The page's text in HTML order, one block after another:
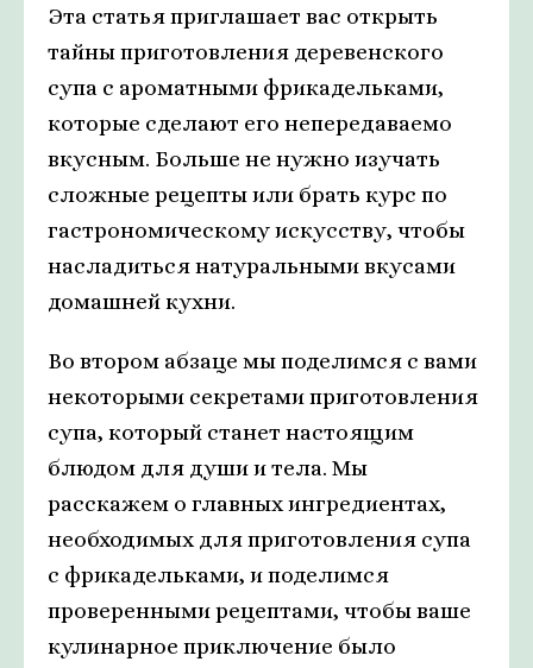
Эта статья приглашает вас открыть
тайны приготовления деревенского
супа с ароматными фрикадельками,
которые сделают его непередаваемо
вкусным. Больше не нужно изучать
сложные рецепты или брать курс по
гастрономическому искусству, чтобы
насладиться натуральными вкусами
домашней кухни.
Во втором абзаце мы поделимся с вами
некоторыми секретами приготовления
супа, который станет настоящим
блюдом для души и тела. Мы
расскажем о главных ингредиентах,
необходимых для приготовления супа
с фрикадельками, и поделимся
проверенными рецептами, чтобы ваше
кулинарное приключение было